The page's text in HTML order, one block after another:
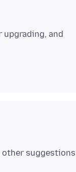
upgrading, and
other suggestions